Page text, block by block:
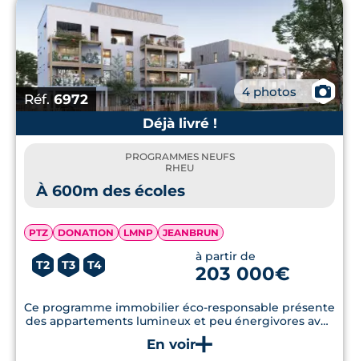
Réf. 6972 4 photos
📷
Déjà livré !
PROGRAMMES NEUFS
RHEU
À 600m des écoles
PTZ DONATION LMNP JEANBRUN
T2 T3 T4
à partir de
203 000€
Ce programme immobilier éco-responsable présente
des appartements lumineux et peu énergivores avec
terrasses et jardins privés.